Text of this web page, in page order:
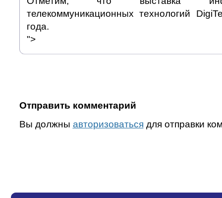
телекоммуникационных технологий
года.
">
Отправить комментарий
Вы должны авторизоваться для отправки